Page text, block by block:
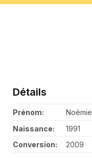
Détails
Prénom:
Noémie
Naissance:
1991
Conversion:
2009